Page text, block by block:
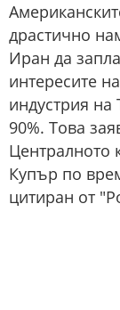
драстично
Иран да
интересите
индустрия на
90%. Това
Купър по
цитиран от